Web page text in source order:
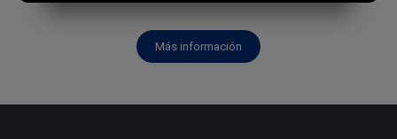
Más información